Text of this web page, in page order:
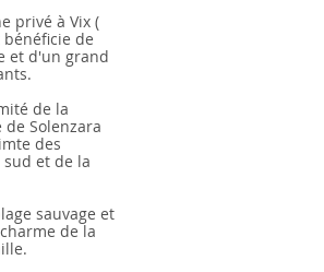
privé à Vix (
de
et d'un grand
de la
Solenzara
des
et de la
sauvage et
de la